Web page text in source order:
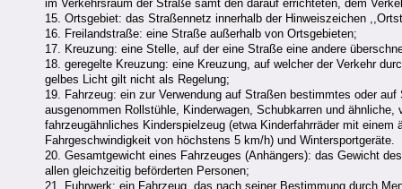
im Verkehrsraum der Straße samt den darauf errichteten, dem
15. Ortsgebiet: das Straßennetz innerhalb der Hinweiszeichen
16. Freilandstraße: eine Straße außerhalb von Ortsgebieten;
17. Kreuzung: eine Stelle, auf der eine Straße eine andere
18. geregelte Kreuzung: eine Kreuzung, auf welcher der Verkehr
gelbes Licht gilt nicht als Regelung;
19. Fahrzeug: ein zur Verwendung auf Straßen bestimmtes oder
ausgenommen Rollstühle, Kinderwagen, Schubkarren und
fahrzeugähnliches Kinderspielzeug (etwa Kinderfahrräder mit
Fahrgeschwindigkeit von höchstens 5 km/h) und Wintersportgeräte.
20. Gesamtgewicht eines Fahrzeuges (Anhängers): das Gewicht
allen gleichzeitig beförderten Personen;
21. Fuhrwerk: ein Fahrzeug, das nach seiner Bestimmung durch